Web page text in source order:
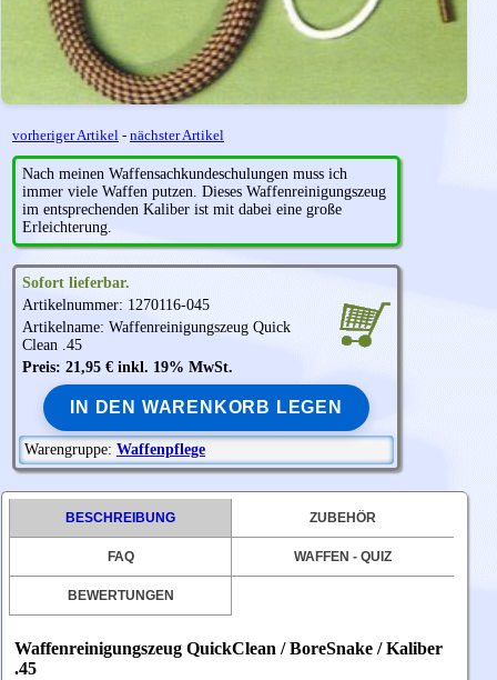
vorheriger Artikel - nächster Artikel
Nach meinen Waffensachkundeschulungen muss ich
immer viele Waffen putzen. Dieses Waffenreinigungszeug
im entsprechenden Kaliber ist mit dabei eine große
Erleichterung.
Sofort lieferbar.
Artikelnummer: 1270116-045
Artikelname: Waffenreinigungszeug Quick
Clean .45
Preis: 21,95 € inkl. 19% MwSt.
IN DEN WARENKORB LEGEN
Warengruppe: Waffenpflege
BESCHREIBUNG ZUBEHÖR
FAQ WAFFEN - QUIZ
BEWERTUNGEN
Waffenreinigungszeug QuickClean / BoreSnake / Kaliber
.45